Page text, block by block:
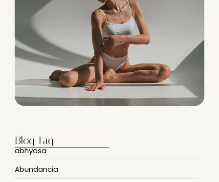
Blog Tag
abhyasa
Abundancia